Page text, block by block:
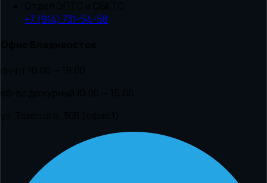
+7 (914) 731-54-58